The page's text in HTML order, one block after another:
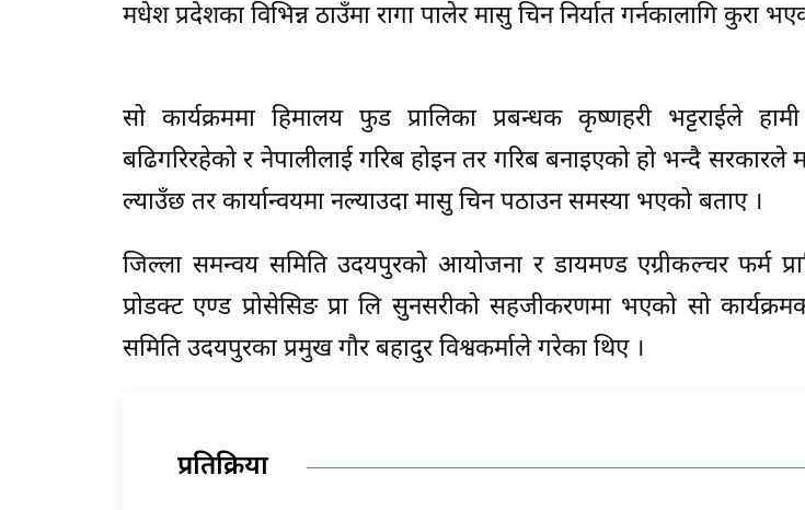
मधेश प्रदेशका विभिन्न ठाउँमा रागा पालेर मासु चिन निर्यात गर्नकालागि कुरा
सो कार्यक्रममा हिमालय फुड प्रालिका प्रबन्धक कृष्णहरी भट्टराईले
बढिगरिरहेको र नेपालीलाई गरिब होइन तर गरिब बनाइएको हो भन्दै सरकारले
ल्याउँछ तर कार्यान्वयमा नल्याउदा मासु चिन पठाउन समस्या भएको बताए ।
जिल्ला समन्वय समिति उदयपुरको आयोजना र डायमण्ड एग्रीकल्चर फर्म
प्रोडक्ट एण्ड प्रोसेसिङ प्रा लि सुनसरीको सहजीकरणमा भएको सो
समिति उदयपुरका प्रमुख गौर बहादुर विश्वकर्माले गरेका थिए ।
प्रतिक्रिया